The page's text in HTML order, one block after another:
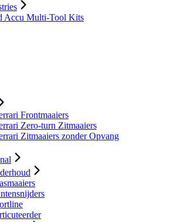
Accu Multi-Tool Kits
Frontmaaiers
Zero-turn Zitmaaiers
Zitmaaiers zonder Opvang